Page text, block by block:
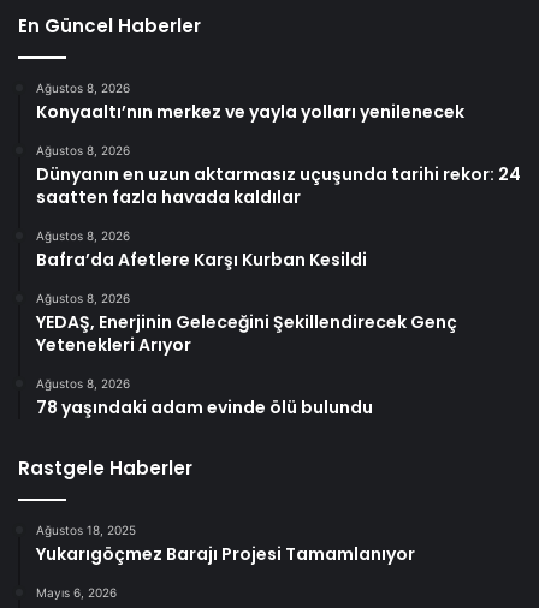
En Güncel Haberler
Ağustos 8, 2026
Konyaaltı’nın merkez ve yayla yolları yenilenecek
Ağustos 8, 2026
Dünyanın en uzun aktarmasız uçuşunda tarihi rekor: 24
saatten fazla havada kaldılar
Ağustos 8, 2026
Bafra’da Afetlere Karşı Kurban Kesildi
Ağustos 8, 2026
YEDAŞ, Enerjinin Geleceğini Şekillendirecek Genç
Yetenekleri Arıyor
Ağustos 8, 2026
78 yaşındaki adam evinde ölü bulundu
Rastgele Haberler
Ağustos 18, 2025
Yukarıgöçmez Barajı Projesi Tamamlanıyor
Mayıs 6, 2026